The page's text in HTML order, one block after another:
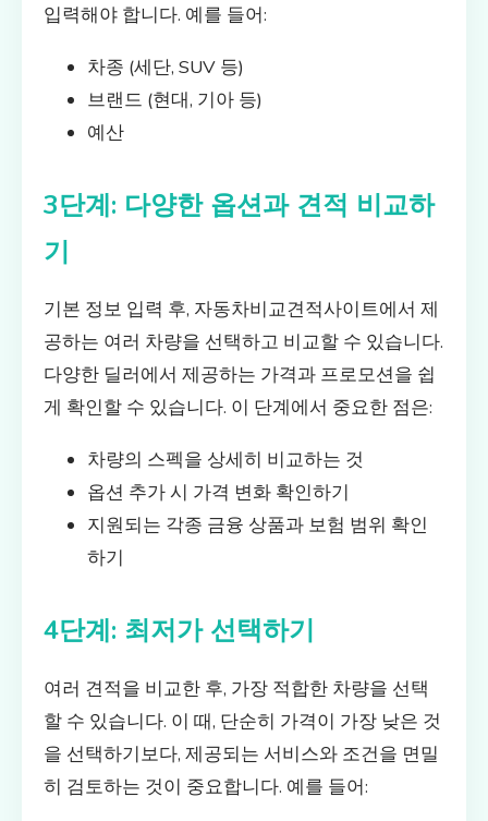
입력해야 합니다. 예를 들어:
차종 (세단, SUV 등)
브랜드 (현대, 기아 등)
예산
3단계: 다양한 옵션과 견적 비교하
기
기본 정보 입력 후, 자동차비교견적사이트에서 제
공하는 여러 차량을 선택하고 비교할 수 있습니다.
다양한 딜러에서 제공하는 가격과 프로모션을 쉽
게 확인할 수 있습니다. 이 단계에서 중요한 점은:
차량의 스펙을 상세히 비교하는 것
옵션 추가 시 가격 변화 확인하기
지원되는 각종 금융 상품과 보험 범위 확인
하기
4단계: 최저가 선택하기
여러 견적을 비교한 후, 가장 적합한 차량을 선택
할 수 있습니다. 이 때, 단순히 가격이 가장 낮은 것
을 선택하기보다, 제공되는 서비스와 조건을 면밀
히 검토하는 것이 중요합니다. 예를 들어: